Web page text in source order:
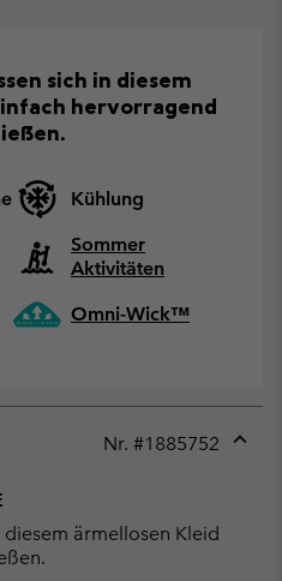
sich in diesem
hervorragend
Kühlung
Sommer
Aktivitäten
Omni-Wick™
Nr. #1885752
diesem ärmellosen Kleid